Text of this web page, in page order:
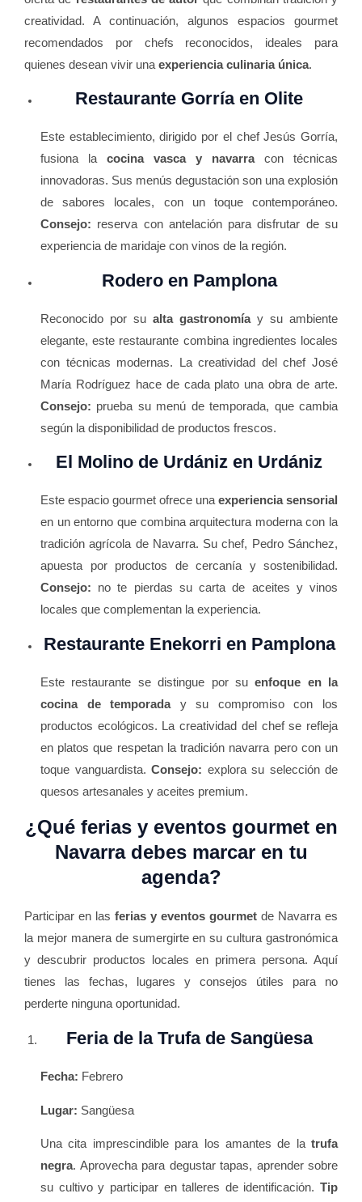
creatividad. A continuación, algunos espacios gourmet
recomendados por chefs reconocidos, ideales para
quienes desean vivir una experiencia culinaria única.
Restaurante Gorría en Olite
Este establecimiento, dirigido por el chef Jesús Gorría,
fusiona la cocina vasca y navarracon técnicas
innovadoras. Sus menús degustación son una explosión
de sabores locales, con un toque contemporáneo.
Consejo: reserva con antelación para disfrutar de su
experiencia de maridaje con vinos de la región.
Rodero en Pamplona
Reconocido por su alta gastronomíay su ambiente
elegante, este restaurante combina ingredientes locales
con técnicas modernas. La creatividad del chef José
María Rodríguez hace de cada plato una obra de arte.
Consejo: prueba su menú de temporada, que cambia
según la disponibilidad de productos frescos.
El Molino de Urdániz en Urdániz
Este espacio gourmet ofrece unaexperiencia sensorial
en un entorno que combina arquitectura moderna con la
tradición agrícola de Navarra. Su chef, Pedro Sánchez,
apuesta por productos de cercanía y sostenibilidad.
Consejo: no te pierdas su carta de aceites y vinos
locales que complementan la experiencia.
Restaurante Enekorri en Pamplona
Este restaurante se distingue por suenfoque en la
cocina de temporaday su compromiso con los
productos ecológicos. La creatividad del chef se refleja
en platos que respetan la tradición navarra pero con un
toque vanguardista. Consejo: explora su selección de
quesos artesanales y aceites premium.
¿Qué ferias y eventos gourmet en
Navarra debes marcar en tu
agenda?
Participar en las ferias y eventos gourmet de Navarra es
la mejor manera de sumergirte en su cultura gastronómica
y descubrir productos locales en primera persona. Aquí
tienes las fechas, lugares y consejos útiles para no
perderte ninguna oportunidad.
Feria de la Trufa de Sangüesa
Fecha: Febrero
Lugar: Sangüesa
Una cita imprescindible para los amantes de la trufa
negra. Aprovecha para degustar tapas, aprender sobre
su cultivo y participar en talleres de identificación. Tip